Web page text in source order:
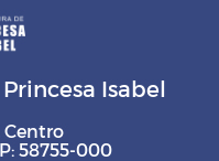
Isabel
Centro
58755-000